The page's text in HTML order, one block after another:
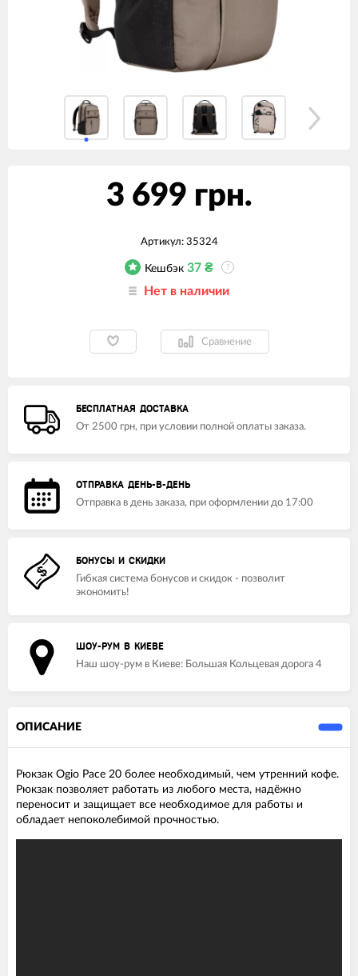
3 699 грн.
Артикул: 35324
Кешбэк 37₴ ?
Нет в наличии
Сравнение
БЕСПЛАТНАЯ ДОСТАВКА
От 2500 грн, при условии полной оплаты заказа.
ОТПРАВКА ДЕНЬ-В-ДЕНЬ
Отправка в день заказа, при оформлении до 17:00
БОНУСЫ И СКИДКИ
Гибкая система бонусов и скидок - позволит
экономить!
ШОУ-РУМ В КИЕВЕ
Наш шоу-рум в Киеве: Большая Кольцевая дорога 4
ОПИСАНИЕ
Рюкзак Ogio Pace 20 более необходимый, чем утренний кофе.
Рюкзак позволяет работать из любого места, надёжно
переносит и защищает все необходимое для работы и
обладает непоколебимой прочностью.